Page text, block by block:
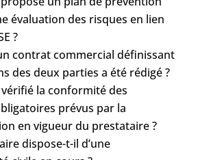
évaluation des risques en lien
?
contrat commercial définissant
des deux parties a été rédigé ?
vérifié la conformité des
prévus par la
en vigueur du prestataire ?
dispose-t-il d’une